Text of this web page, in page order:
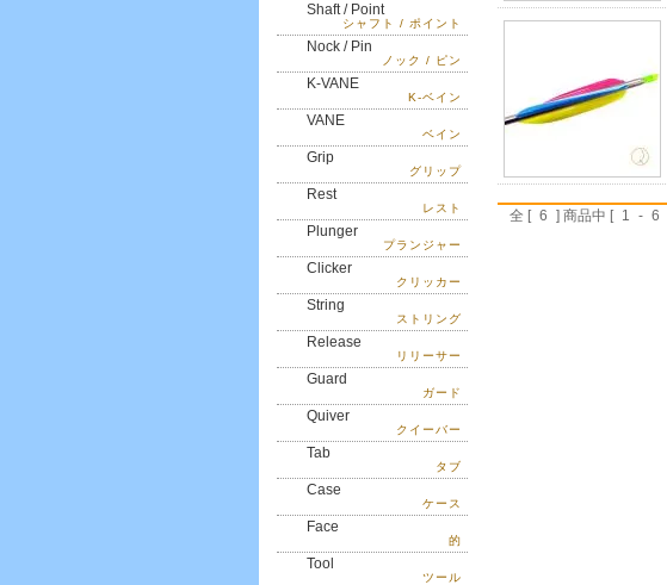
Shaft / Point
シャフト / ポイント
Nock / Pin
ノック / ピン
K-VANE
K-ベイン
VANE
ベイン
Grip
グリップ
Rest
レスト
Plunger
プランジャー
Clicker
クリッカー
String
ストリング
Release
リリーサー
Guard
ガード
Quiver
クイーバー
Tab
タブ
Case
ケース
Face
的
Tool
ツール
全 [ 6 ] 商品中 [ 1 - 6